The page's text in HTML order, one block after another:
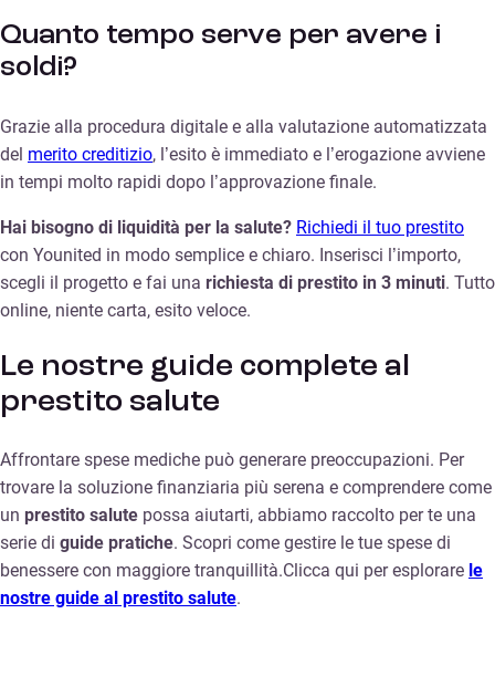
Quanto tempo serve per avere i
soldi?
Grazie alla procedura digitale e alla valutazione automatizzata
del merito creditizio, l’esito è immediato e l’erogazione avviene
in tempi molto rapidi dopo l’approvazione finale.
Hai bisogno di liquidità per la salute? Richiedi il tuo prestito
con Younited in modo semplice e chiaro. Inserisci l’importo,
scegli il progetto e fai una richiesta di prestito in 3 minuti. Tutto
online, niente carta, esito veloce.
Le nostre guide complete al
prestito salute
Affrontare spese mediche può generare preoccupazioni. Per
trovare la soluzione finanziaria più serena e comprendere come
un prestito salute possa aiutarti, abbiamo raccolto per te una
serie di guide pratiche. Scopri come gestire le tue spese di
benessere con maggiore tranquillità.Clicca qui per esplorare le
nostre guide al prestito salute.